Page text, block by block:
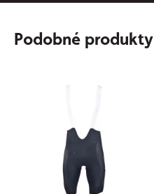
Podobné produkty